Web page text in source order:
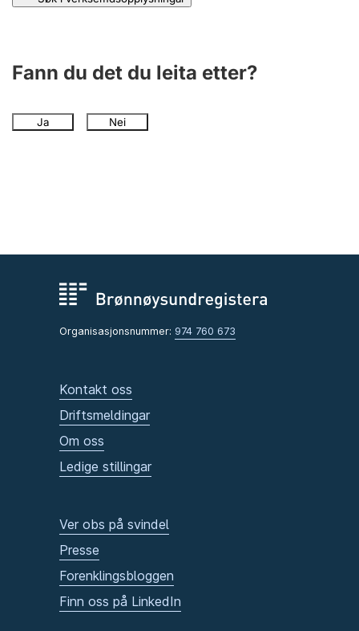
Fann du det du leita etter?
Ja Nei
Organisasjonsnummer: 974 760 673
Kontakt oss
Driftsmeldingar
Om oss
Ledige stillingar
Ver obs på svindel
Presse
Forenklingsbloggen
Finn oss på LinkedIn